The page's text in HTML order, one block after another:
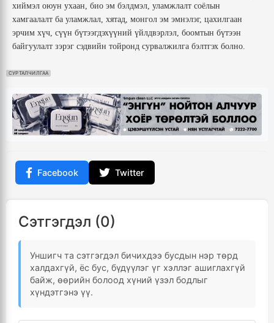
хиймэл оюун ухаан, био эм бэлдмэл, уламжлалт соёлын
хамгаалалт ба уламжлал, хятад, монгол эм эмнэлэг, цахилгаан
эрчим хүч, сүүн бүтээгдэхүүний үйлдвэрлэл, боомтын бүтээн
байгуулалт зэрэг сэдвийн тойронд сурвалжилга бэлтгэх болно.
СУРТАЛЧИЛГАА
Facebook Twitter
Сэтгэгдэл (0)
Уншигч та сэтгэгдэл бичихдээ бусдын нэр төрд
халдахгүй, ёс бус, бүдүүлэг үг хэллэг ашиглахгүй
байж, өөрийн болоод хүний үзэл бодлыг
хүндэтгэнэ үү.